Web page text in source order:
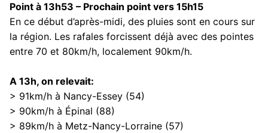
Point à 13h53 – Prochain point vers 15h15
En ce début d’après-midi, des pluies sont en cours sur
la région. Les rafales forcissent déjà avec des pointes
entre 70 et 80km/h, localement 90km/h.
A 13h, on relevait:
> 91km/h à Nancy-Essey (54)
> 90km/h à Épinal (88)
> 89km/h à Metz-Nancy-Lorraine (57)